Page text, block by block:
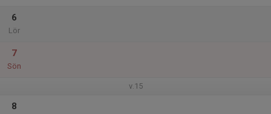
6
Lör
7
Sön
v.15
8